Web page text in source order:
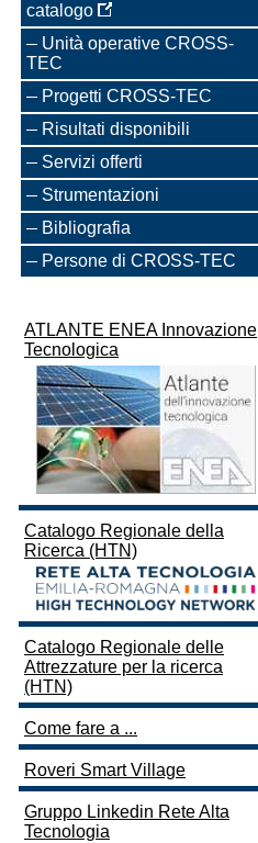
catalogo
Unità operative CROSS-
TEC
Progetti CROSS-TEC
Risultati disponibili
Servizi offerti
Strumentazioni
Bibliografia
Persone di CROSS-TEC
ATLANTE ENEA Innovazione
Tecnologica
Catalogo Regionale della
Ricerca (HTN)
Catalogo Regionale delle
Attrezzature per la ricerca
(HTN)
Come fare a ...
Roveri Smart Village
Gruppo Linkedin Rete Alta
Tecnologia